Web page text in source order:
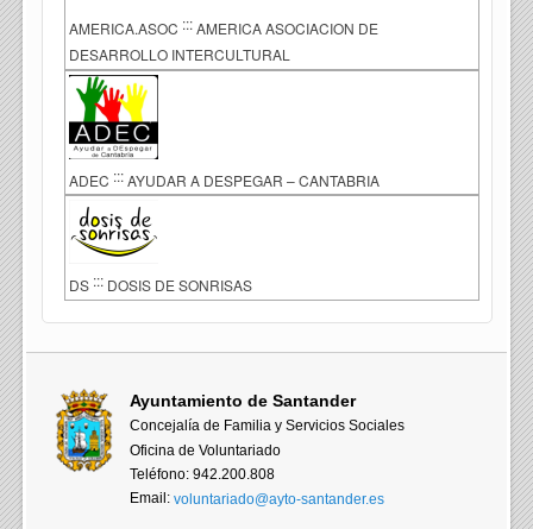
AMERICA.ASOC ::: AMERICA ASOCIACION DE
DESARROLLO INTERCULTURAL
ADEC ::: AYUDAR A DESPEGAR – CANTABRIA
DS ::: DOSIS DE SONRISAS
Ayuntamiento de Santander
Concejalía de Familia y Servicios Sociales
Oficina de Voluntariado
Teléfono: 942.200.808
Email:voluntariado@ayto-santander.es